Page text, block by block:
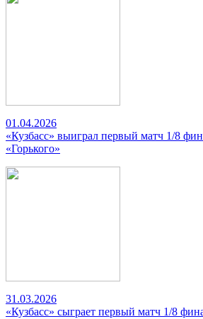
01.04.2026
«Кузбасс» выиграл первый матч 1/8
«Горького»
31.03.2026
«Кузбасс» сыграет первый матч 1/8